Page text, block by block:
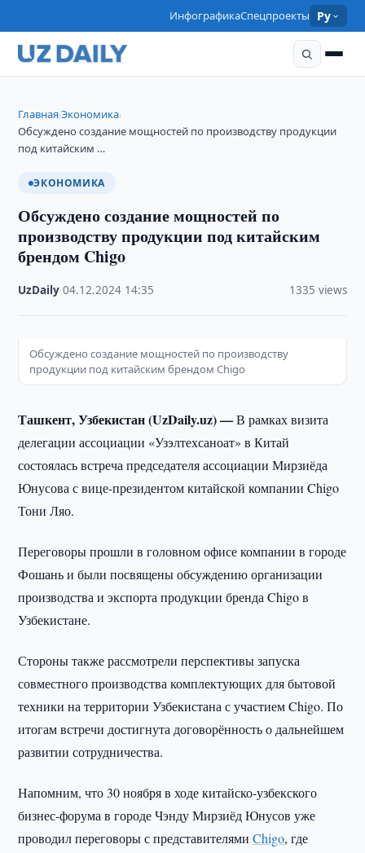
ИнфографикаСпецпроекты Ру
Главная›Экономика›
Обсуждено создание мощностей по производству продукции
под китайским …
ЭКОНОМИКА
Обсуждено создание мощностей по
производству продукции под китайским
брендом Chigo
UzDaily ·04.12.2024 14:35 1335 views
Обсуждено создание мощностей по производству
продукции под китайским брендом Chigo
Ташкент, Узбекистан (UzDaily.uz) —В рамках визита
делегации ассоциации «Узэлтехсаноат» в Китай
состоялась встреча председателя ассоциации Мирзиёда
Юнусова с вице-президентом китайской компании Chigo
Тони Ляо.
Переговоры прошли в головном офисе компании в городе
Фошань и были посвящены обсуждению организации
производства и экспорта продукции бренда Chigo в
Узбекистане.
Стороны также рассмотрели перспективы запуска
совместного производства комплектующих для бытовой
техники на территории Узбекистана с участием Chigo. По
итогам встречи достигнута договорённость о дальнейшем
развитии сотрудничества.
Напомним, что 30 ноября в ходе китайско-узбекского
бизнес-форума в городе Чэнду Мирзиёд Юнусов уже
проводил переговоры с представителямиChigo, где